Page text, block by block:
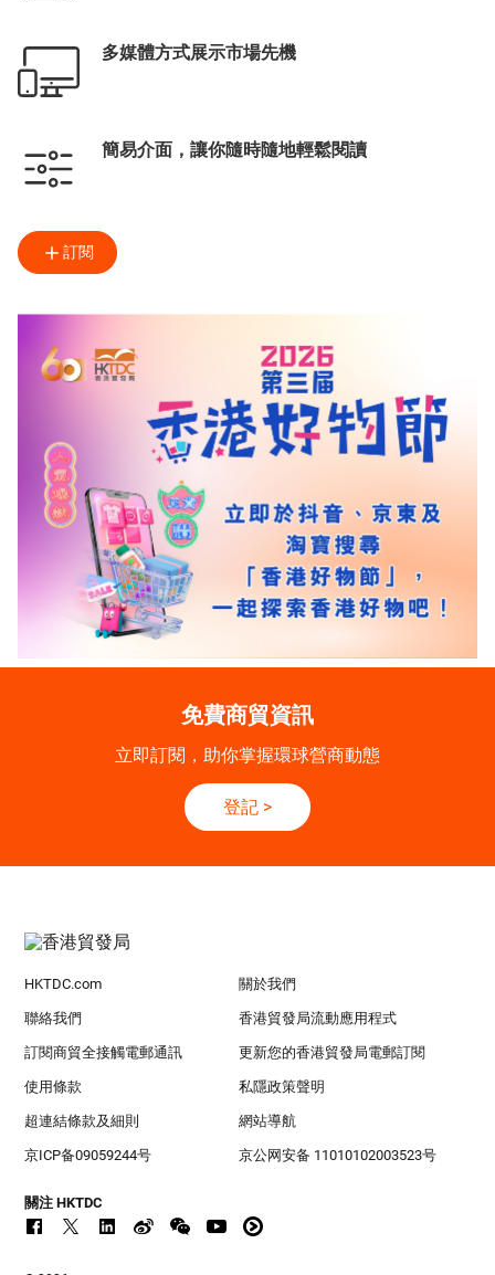
多媒體方式展示市場先機
簡易介面，讓你隨時隨地輕鬆閱讀
訂閱
免費商貿資訊
立即訂閱，助你掌握環球營商動態
登記 >
HKTDC.com 關於我們
聯絡我們 香港貿發局流動應用程式
訂閱商貿全接觸電郵通訊 更新您的香港貿發局電郵訂閱
使用條款 私隱政策聲明
超連結條款及細則 網站導航
京ICP备09059244号 京公网安备 11010102003523号
關注 HKTDC